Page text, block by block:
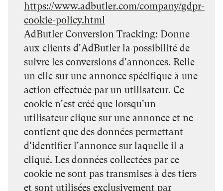
https://www.adbutler.com/company/gdpr-
cookie-policy.html
AdButler Conversion Tracking: Donne
aux clients d'AdButler la possibilité de
suivre les conversions d'annonces. Relie
un clic sur une annonce spécifique à une
action effectuée par un utilisateur. Ce
cookie n'est créé que lorsqu'un
utilisateur clique sur une annonce et ne
contient que des données permettant
d'identifier l'annonce sur laquelle il a
cliqué. Les données collectées par ce
cookie ne sont pas transmises à des tiers
et sont utilisées exclusivement par